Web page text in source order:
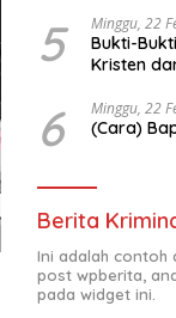
5 Minggu, 22
Bukti-
Kristen
6 Minggu, 22
(Cara)
Berita
Ini adalah contoh
post wpberita,
pada widget ini.